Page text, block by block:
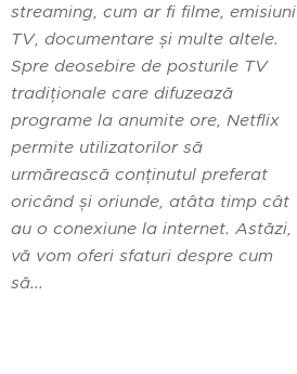
streaming, cum ar fi filme, emisiuni
TV, documentare și multe altele.
Spre deosebire de posturile TV
tradiționale care difuzează
programe la anumite ore, Netflix
permite utilizatorilor să
urmărească conținutul preferat
oricând și oriunde, atâta timp cât
au o conexiune la internet. Astăzi,
vă vom oferi sfaturi despre cum
să...